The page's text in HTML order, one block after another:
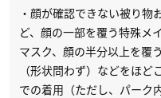
・顔が確認できない被り物
ど、顔の一部を覆う特殊メ
マスク、顔の半分以上を覆
（形状問わず）などをほ
での着用（ただし、パーク